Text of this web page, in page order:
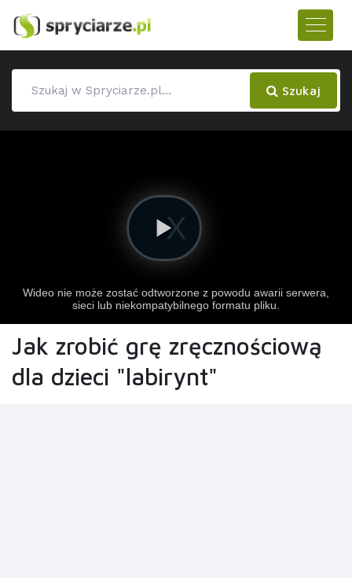
Szukaj
Jak zrobić grę zręcznościową
dla dzieci "labirynt"